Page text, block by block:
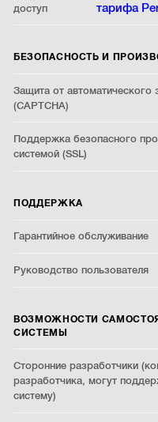
доступ
тарифа
БЕЗОПАСНОСТЬ И
Защита от
(CAPTCHA)
Поддержка безопасного
системой (SSL)
ПОДДЕРЖКА
Гарантийное обслуживание
Руководство пользователя
ВОЗМОЖНОСТИ
СИСТЕМЫ
Сторонние разработчики
разработчика, могут
систему)